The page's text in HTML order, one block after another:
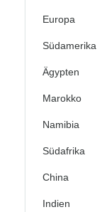
Europa
Südamerika
Ägypten
Marokko
Namibia
Südafrika
China
Indien